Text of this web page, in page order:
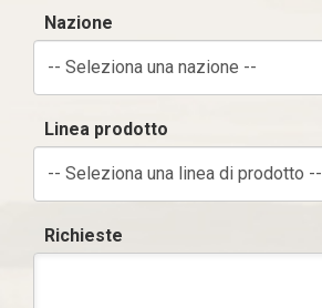
Nazione
-- Seleziona una nazione --
Linea prodotto
-- Seleziona una linea di prodotto --
Richieste